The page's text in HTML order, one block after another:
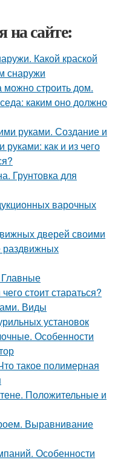
на сайте:
Какой краской
снаружи
можно строить дом.
каким оно должно
руками. Создание и
руками: как и из чего
Грунтовка для
варочных
дверей своими
раздвижных
Главные
стоит стараться?
Виды
установок
Особенности
такое полимерная
Положительные и
Выравнивание
Особенности